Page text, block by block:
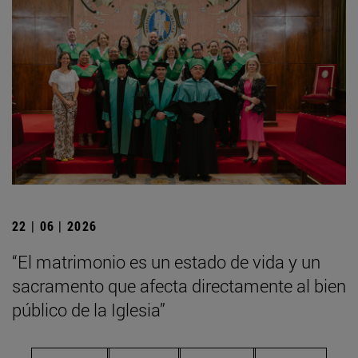
22 | 06 | 2026
“El matrimonio es un estado de vida y un
sacramento que afecta directamente al bien
público de la Iglesia”